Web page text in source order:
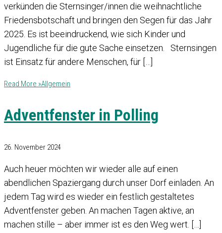
verkünden die Sternsinger/innen die weihnachtliche
Friedensbotschaft und bringen den Segen für das Jahr
2025. Es ist beeindruckend, wie sich Kinder und
Jugendliche für die gute Sache einsetzen. Sternsingen
ist Einsatz für andere Menschen, für […]
Read More »Allgemein
Adventfenster in Polling
26. November 2024
Auch heuer möchten wir wieder alle auf einen
abendlichen Spaziergang durch unser Dorf einladen. An
jedem Tag wird es wieder ein festlich gestaltetes
Adventfenster geben. An machen Tagen aktive, an
machen stille – aber immer ist es den Weg wert. […]